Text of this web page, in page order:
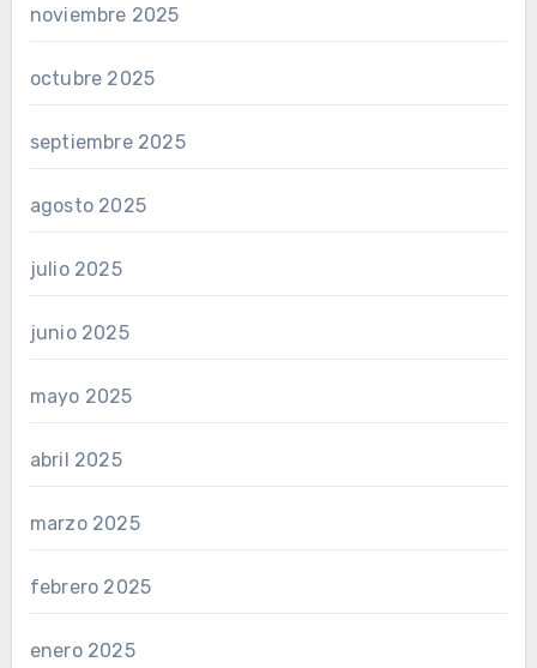
noviembre 2025
octubre 2025
septiembre 2025
agosto 2025
julio 2025
junio 2025
mayo 2025
abril 2025
marzo 2025
febrero 2025
enero 2025